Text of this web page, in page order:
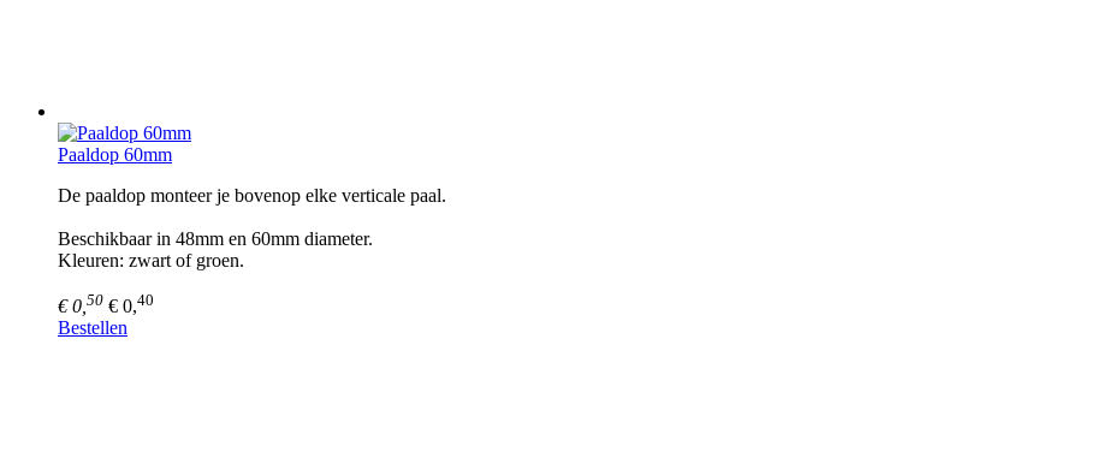
Paaldop 60mm
De paaldop monteer je bovenop elke verticale paal.
Beschikbaar in 48mm en 60mm diameter.
Kleuren: zwart of groen.
€ 0, 50 € 0,40
Bestellen